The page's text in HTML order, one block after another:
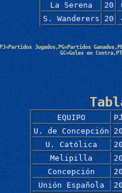
La Serena
20
S. Wanderers
20
PJ=Partidos Jugados,PG=Partidos
GC=Goles en
EQUIPO
U. de Concepción
U. Católica
Melipilla
Concepción
Unión Española